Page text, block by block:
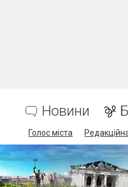
Новини
Голос міста